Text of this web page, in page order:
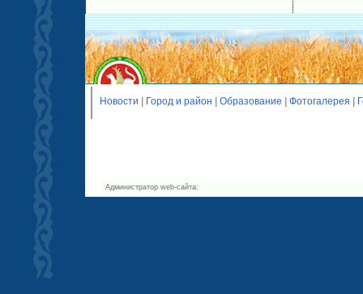
Новости Город и район Образование Фотогалерея
Администратор web-сайта: